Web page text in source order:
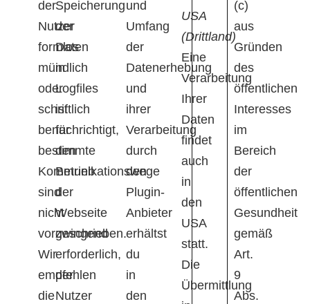
der
Nutzer
formlos
mündlich
oder
schriftlich
benachrichtigt,
bestimmte
Kommunikationswege
sind
nicht
vorgeschrieben.
Wir
empfehlen
die
Speicherung
der
Daten
in
Logfiles
ist
für
den
Betrieb
der
Webseite
zwingend
erforderlich,
der
Nutzer
und
Umfang
der
Datenerhebung
und
ihrer
Verarbeitung
durch
den
Plugin-
Anbieter
erhältst
du
in
den
USA
(Drittland)
Eine
Verarbeitung
Ihrer
Daten
findet
auch
in
den
USA
statt.
Die
Übermittlung
(c)
aus
Gründen
des
öffentlichen
Interesses
im
Bereich
der
öffentlichen
Gesundheit
gemäß
Art.
9
Abs.